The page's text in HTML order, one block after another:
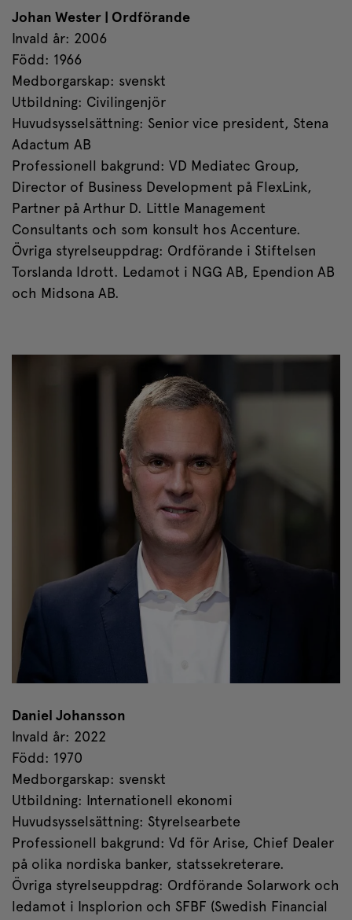
Johan Wester | Ordförande
Invald år: 2006
Född: 1966
Medborgarskap: svenskt
Utbildning: Civilingenjör
Huvudsysselsättning: Senior vice president, Stena
Adactum AB
Professionell bakgrund: VD Mediatec Group,
Director of Business Development på FlexLink,
Partner på Arthur D. Little Management
Consultants och som konsult hos Accenture.
Övriga styrelseuppdrag: Ordförande i Stiftelsen
Torslanda Idrott. Ledamot i NGG AB, Ependion AB
och Midsona AB.
Daniel Johansson
Invald år: 2022
Född: 1970
Medborgarskap: svenskt
Utbildning: Internationell ekonomi
Huvudsysselsättning: Styrelsearbete
Professionell bakgrund: Vd för Arise, Chief Dealer
på olika nordiska banker, statssekreterare.
Övriga styrelseuppdrag: Ordförande Solarwork och
ledamot i Insplorion och SFBF (Swedish Financial